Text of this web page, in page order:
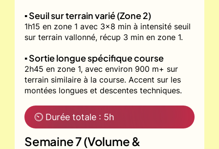
▪️ Seuil sur terrain varié (Zone 2)
1h15 en zone 1 avec 3x8 min à intensité seuil
sur terrain vallonné, récup 3 min en zone 1.
▪️ Sortie longue spécifique course
2h45 en zone 1, avec environ 900 m+ sur
terrain similaire à la course. Accent sur les
montées longues et descentes techniques.
⏲ Durée totale : 5h
Semaine 7 (Volume &